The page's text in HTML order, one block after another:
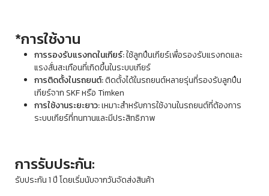
*การใช้งาน
การรองรับแรงกดในเกียร์:ใช้ลูกปืนเกียร์เพื่อรองรับแรงกดและ
แรงสั่นสะเทือนที่เกิดขึ้นในระบบเกียร์
การติดตั้งในรถยนต์:ติดตั้งได้ในรถยนต์หลายรุ่นที่รองรับลูกปืน
เกียร์จาก SKF หรือ Timken
การใช้งานระยะยาว:เหมาะสำหรับการใช้งานในรถยนต์ที่ต้องการ
ระบบเกียร์ที่ทนทานและมีประสิทธิภาพ
การรับประกัน:
รับประกัน 1 ปี โดยเริ่มนับจากวันจัดส่งสินค้า